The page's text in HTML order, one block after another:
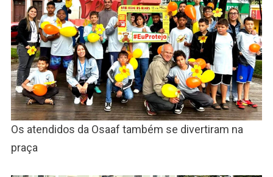
Os atendidos da Osaaf também se divertiram na
praça